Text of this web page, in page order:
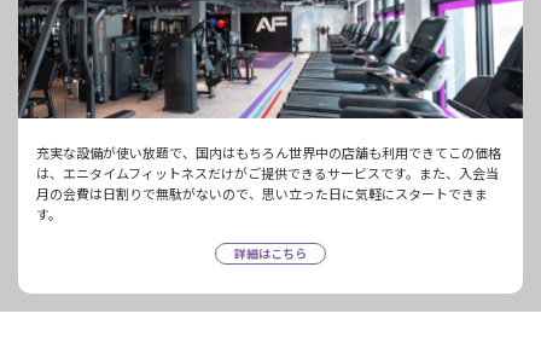
充実な設備が使い放題で、国内はもちろん世界中の店舗も利用できてこの価格
は、エニタイムフィットネスだけがご提供できるサービスです。また、入会当
月の会費は日割りで無駄がないので、思い立った日に気軽にスタートできま
す。
詳細はこちら